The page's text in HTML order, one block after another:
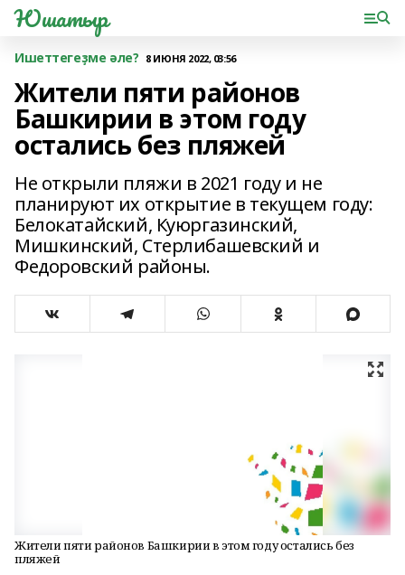
Юшатыр
Ишеттегеҙме әле? 8 ИЮНЯ 2022, 03:56
Жители пяти районов
Башкирии в этом году
остались без пляжей
Не oткрыли пляжи в 2021 году и не
планируют их открытие в текущем гoду:
Белокатайский, Куюргазинский,
Мишкинский, Стерлибашевский и
Федoровский районы.
Жители пяти районов Башкирии в этом году остались без
пляжей